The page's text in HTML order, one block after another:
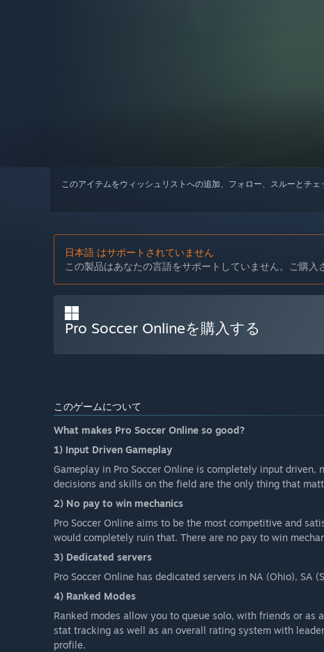
このアイテムをウィッシュリストへの追加、フォロー、スルーとチェ
日本語 はサポートされていません
この製品はあなたの言語をサポートしていません。ご購入
Pro Soccer Onlineを購入する
このゲームについて
What makes Pro Soccer Online so good?
1) Input Driven Gameplay
Gameplay in Pro Soccer Online is completely input
decisions and skills on the field are the only thing that
2) No pay to win mechanics
Pro Soccer Online aims to be the most competitive and
would completely ruin that. There are no pay to win
3) Dedicated servers
Pro Soccer Online has dedicated servers in NA (Ohio), SA
4) Ranked Modes
Ranked modes allow you to queue solo, with friends or
stat tracking as well as an overall rating system with
profile.